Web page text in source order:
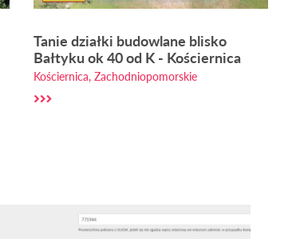
Tanie działki budowlane blisko
Bałtyku ok 40 od K - Kościernica
Kościernica, Zachodniopomorskie